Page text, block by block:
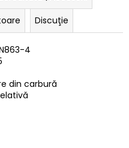
Discuţie
4
din carbură